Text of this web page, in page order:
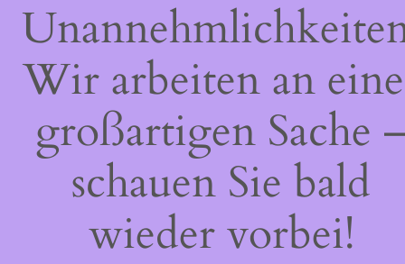
Wir arbeiten an
großartigen Sache
schauen Sie bald
wieder vorbei!